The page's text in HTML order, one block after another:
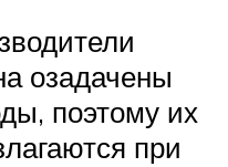
озадачены
поэтому их
при